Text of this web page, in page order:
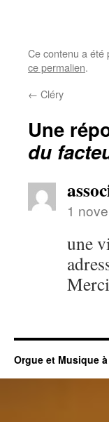
Ce contenu a été
ce permalien.
← Cléry
Une
du
1
une
Merci
Orgue et Musique